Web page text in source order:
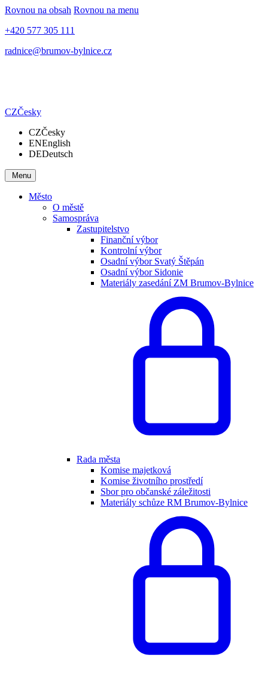
Rovnou na obsah Rovnou na menu
+420 577 305 111
radnice@brumov-bylnice.cz
CZČesky
CZČesky
ENEnglish
DEDeutsch
Menu
Město
O městě
Samospráva
Zastupitelstvo
Finanční výbor
Kontrolní výbor
Osadní výbor Svatý Štěpán
Osadní výbor Sidonie
Materiály zasedání ZM Brumov-Bylnice
Rada města
Komise majetková
Komise životního prostředí
Sbor pro občanské záležitosti
Materiály schůze RM Brumov-Bylnice